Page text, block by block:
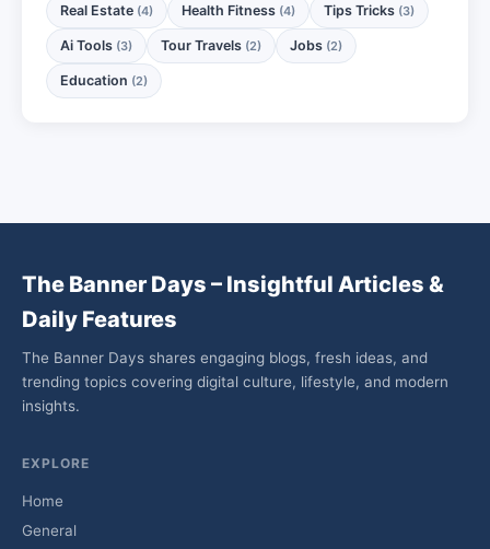
Real Estate (4) Health Fitness (4) Tips Tricks (3)
Ai Tools (3) Tour Travels (2) Jobs (2)
Education (2)
The Banner Days – Insightful Articles &
Daily Features
The Banner Days shares engaging blogs, fresh ideas, and
trending topics covering digital culture, lifestyle, and modern
insights.
EXPLORE
Home
General